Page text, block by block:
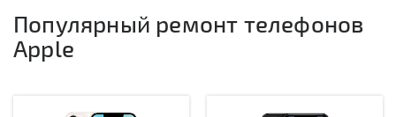
Популярный ремонт телефонов
Apple